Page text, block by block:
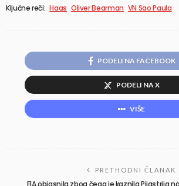
Ključne reči: Haas Oliver Bearman VN Sao Paula
PODELI NA FACEBOOK
PODELI NA X
VIŠE
PRETHODNI ČLANAK
FIA objasnila zbog čega je kaznila Pijastrija